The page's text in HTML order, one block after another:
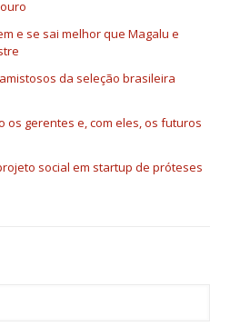
e se sai melhor que Magalu e
da seleção brasileira
os gerentes e, com eles, os futuros
social em startup de próteses